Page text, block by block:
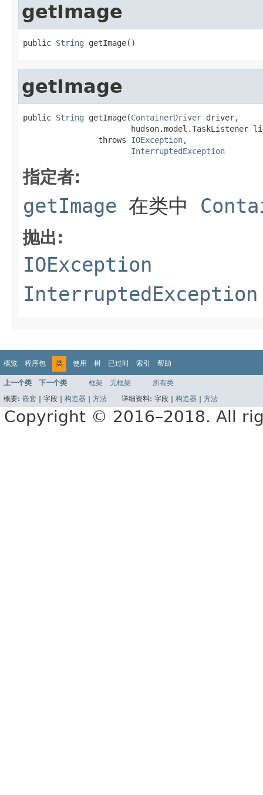
getImage
public String getImage()
getImage
public String getImage(ContainerDriver driver,
hudson.model.TaskListener
                throws
IOException,
InterruptedException
指定者:
getImage 在类中
抛出:
IOException
InterruptedException
概览 程序包 类 使用 树 已过时 索引 帮助
上一个类 下一个类 框架 无框架
所有类
概要: 嵌套 字段 | 构造器 方法 详细资料: 字段 | 构造器 方法
Copyright © 2016–2018. All